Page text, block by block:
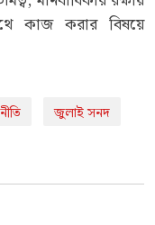
কাজ করার বিষয়ে
জুলাই সনদ